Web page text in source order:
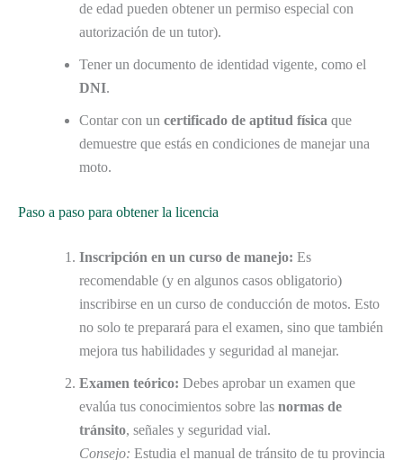
de edad pueden obtener un permiso especial con
autorización de un tutor).
Tener un documento de identidad vigente, como el
DNI.
Contar con un certificado de aptitud física que
demuestre que estás en condiciones de manejar una
moto.
Paso a paso para obtener la licencia
Inscripción en un curso de manejo: Es
recomendable (y en algunos casos obligatorio)
inscribirse en un curso de conducción de motos. Esto
no solo te preparará para el examen, sino que también
mejora tus habilidades y seguridad al manejar.
Examen teórico: Debes aprobar un examen que
evalúa tus conocimientos sobre las normas de
tránsito, señales y seguridad vial.
Consejo: Estudia el manual de tránsito de tu provincia